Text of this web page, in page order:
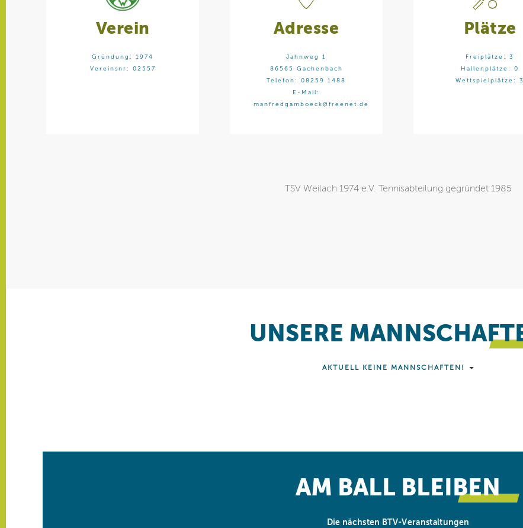
Verein
Gründung: 1974
Vereinsnr: 02557
Adresse
Jahnweg 1
86565 Gachenbach
Telefon: 08259 1488
E-Mail:
manfredgamboeck@freenet.de
Plätze
Freiplätze: 3
Hallenplätze: 0
Wettspielplätze: 3
TSV Weilach 1974 e.V. Tennisabteilung gegründet 1985